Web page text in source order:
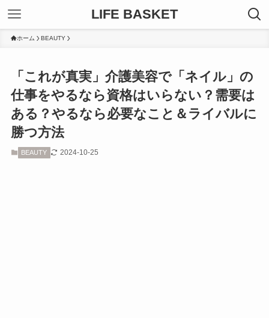
LIFE BASKET
ホーム BEAUTY
「これが真実」介護美容で「ネイル」の
仕事をやるなら資格はいらない？需要は
ある？やるなら必要なこと＆ライバルに
勝つ方法
BEAUTY 2024-10-25